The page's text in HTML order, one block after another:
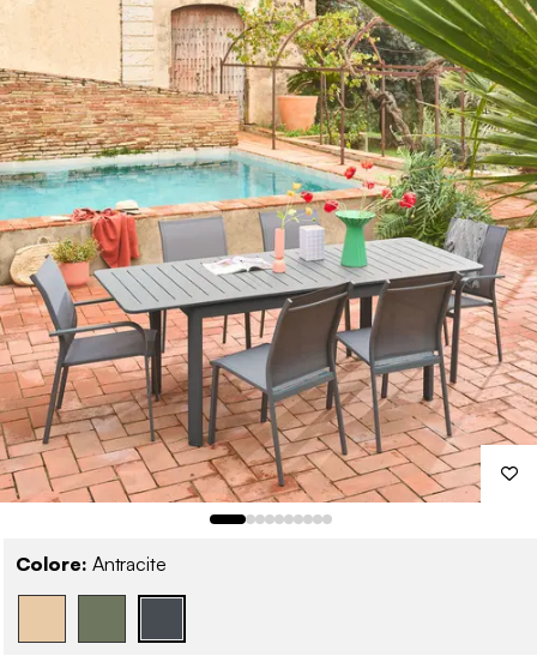
Colore: Antracite